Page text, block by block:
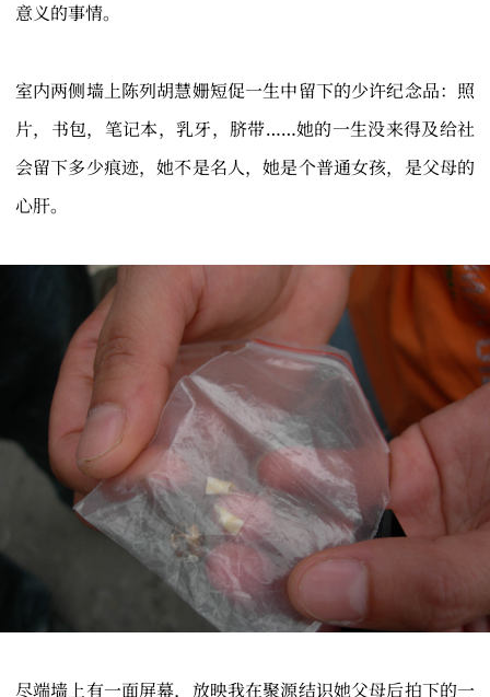
意义的事情。
室内两侧墙上陈列胡慧姗短促一生中留下的少许纪念品：照
片，书包，笔记本，乳牙，脐带……她的一生没来得及给社
会留下多少痕迹，她不是名人，她是个普通女孩，是父母的
心肝。
尽端墙上有一面屏幕，放映我在聚源结识她父母后拍下的一